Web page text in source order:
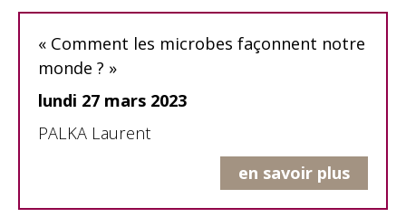
« Comment les microbes façonnent notre
monde ? »
lundi 27 mars 2023
PALKA Laurent
en savoir plus